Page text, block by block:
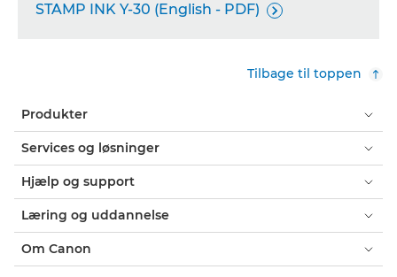
STAMP INK Y-30 (English - PDF) 
Tilbage til toppen
Produkter
Services og løsninger
Hjælp og support
Læring og uddannelse
Om Canon